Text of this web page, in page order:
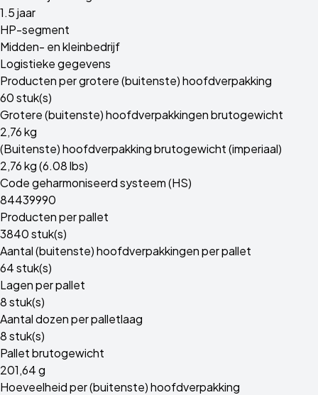
1.5 jaar
HP-segment
Midden- en kleinbedrijf
Logistieke gegevens
Producten per grotere (buitenste) hoofdverpakking
60 stuk(s)
Grotere (buitenste) hoofdverpakkingen brutogewicht
2,76 kg
(Buitenste) hoofdverpakking brutogewicht (imperiaal)
2,76 kg (6.08 lbs)
Code geharmoniseerd systeem (HS)
84439990
Producten per pallet
3840 stuk(s)
Aantal (buitenste) hoofdverpakkingen per pallet
64 stuk(s)
Lagen per pallet
8 stuk(s)
Aantal dozen per palletlaag
8 stuk(s)
Pallet brutogewicht
201,64 g
Hoeveelheid per (buitenste) hoofdverpakking